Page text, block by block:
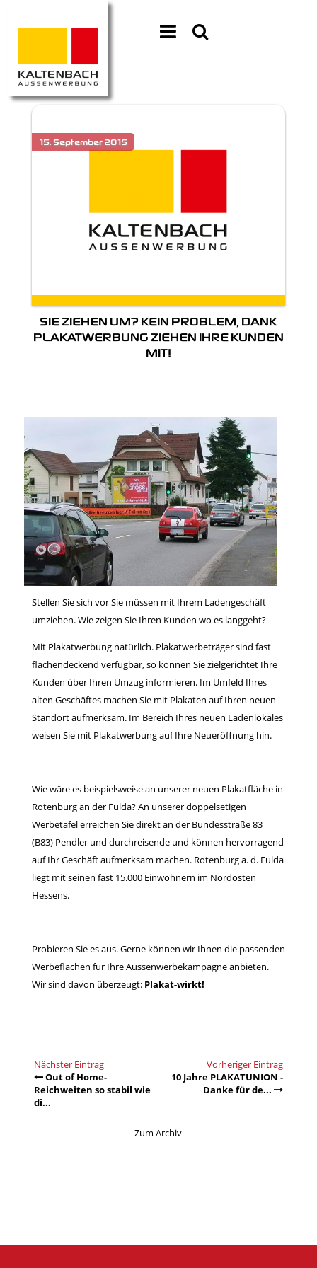
SIE ZIEHEN UM? KEIN PROBLEM, DANK
PLAKATWERBUNG ZIEHEN IHRE KUNDEN
MIT!
Stellen Sie sich vor Sie müssen mit Ihrem Ladengeschäft
umziehen. Wie zeigen Sie Ihren Kunden wo es langgeht?
Mit Plakatwerbung natürlich. Plakatwerbeträger sind fast
flächendeckend verfügbar, so können Sie zielgerichtet Ihre
Kunden über Ihren Umzug informieren. Im Umfeld Ihres
alten Geschäftes machen Sie mit Plakaten auf Ihren neuen
Standort aufmerksam. Im Bereich Ihres neuen Ladenlokales
weisen Sie mit Plakatwerbung auf Ihre Neueröffnung hin.
Wie wäre es beispielsweise an unserer neuen Plakatfläche in
Rotenburg an der Fulda? An unserer doppelsetigen
Werbetafel erreichen Sie direkt an der Bundesstraße 83
(B83) Pendler und durchreisende und können hervorragend
auf Ihr Geschäft aufmerksam machen. Rotenburg a. d. Fulda
liegt mit seinen fast 15.000 Einwohnern im Nordosten
Hessens.
Probieren Sie es aus. Gerne können wir Ihnen die passenden
Werbeflächen für Ihre Aussenwerbekampagne anbieten.
Wir sind davon überzeugt: Plakat-wirkt!
Nächster Eintrag
Out of Home-
Reichweiten so stabil wie
di...
Vorheriger Eintrag
10 Jahre PLAKATUNION -
Danke für de...
Zum Archiv